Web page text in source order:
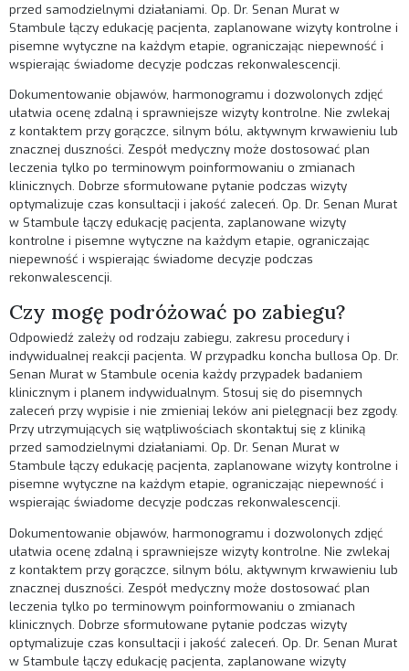
przed samodzielnymi działaniami. Op. Dr. Senan Murat w
Stambule łączy edukację pacjenta, zaplanowane wizyty kontrolne i
pisemne wytyczne na każdym etapie, ograniczając niepewność i
wspierając świadome decyzje podczas rekonwalescencji.
Dokumentowanie objawów, harmonogramu i dozwolonych zdjęć
ułatwia ocenę zdalną i sprawniejsze wizyty kontrolne. Nie zwlekaj
z kontaktem przy gorączce, silnym bólu, aktywnym krwawieniu lub
znacznej duszności. Zespół medyczny może dostosować plan
leczenia tylko po terminowym poinformowaniu o zmianach
klinicznych. Dobrze sformułowane pytanie podczas wizyty
optymalizuje czas konsultacji i jakość zaleceń. Op. Dr. Senan Murat
w Stambule łączy edukację pacjenta, zaplanowane wizyty
kontrolne i pisemne wytyczne na każdym etapie, ograniczając
niepewność i wspierając świadome decyzje podczas
rekonwalescencji.
Czy mogę podróżować po zabiegu?
Odpowiedź zależy od rodzaju zabiegu, zakresu procedury i
indywidualnej reakcji pacjenta. W przypadku koncha bullosa Op. Dr.
Senan Murat w Stambule ocenia każdy przypadek badaniem
klinicznym i planem indywidualnym. Stosuj się do pisemnych
zaleceń przy wypisie i nie zmieniaj leków ani pielęgnacji bez zgody.
Przy utrzymujących się wątpliwościach skontaktuj się z kliniką
przed samodzielnymi działaniami. Op. Dr. Senan Murat w
Stambule łączy edukację pacjenta, zaplanowane wizyty kontrolne i
pisemne wytyczne na każdym etapie, ograniczając niepewność i
wspierając świadome decyzje podczas rekonwalescencji.
Dokumentowanie objawów, harmonogramu i dozwolonych zdjęć
ułatwia ocenę zdalną i sprawniejsze wizyty kontrolne. Nie zwlekaj
z kontaktem przy gorączce, silnym bólu, aktywnym krwawieniu lub
znacznej duszności. Zespół medyczny może dostosować plan
leczenia tylko po terminowym poinformowaniu o zmianach
klinicznych. Dobrze sformułowane pytanie podczas wizyty
optymalizuje czas konsultacji i jakość zaleceń. Op. Dr. Senan Murat
w Stambule łączy edukację pacjenta, zaplanowane wizyty